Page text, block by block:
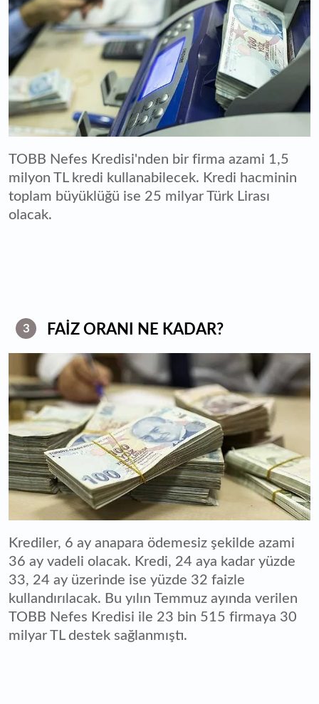
TOBB Nefes Kredisi'nden bir firma azami 1,5
milyon TL kredi kullanabilecek. Kredi hacminin
toplam büyüklüğü ise 25 milyar Türk Lirası
olacak.
3 FAİZ ORANI NE KADAR?
Krediler, 6 ay anapara ödemesiz şekilde azami
36 ay vadeli olacak. Kredi, 24 aya kadar yüzde
33, 24 ay üzerinde ise yüzde 32 faizle
kullandırılacak. Bu yılın Temmuz ayında verilen
TOBB Nefes Kredisi ile 23 bin 515 firmaya 30
milyar TL destek sağlanmıştı.